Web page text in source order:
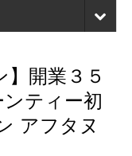
】開業３５
ティー初
アフタヌ